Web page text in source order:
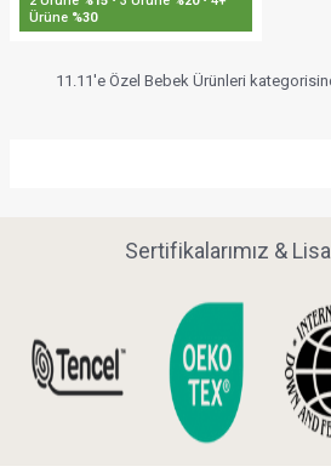
Ürüne %30
11.11'e Özel Bebek Ürünleri
Sertifikalarımız &